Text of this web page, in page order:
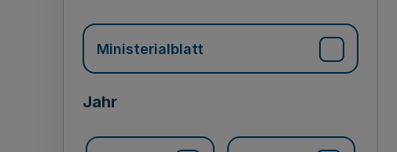
Ministerialblatt
Jahr